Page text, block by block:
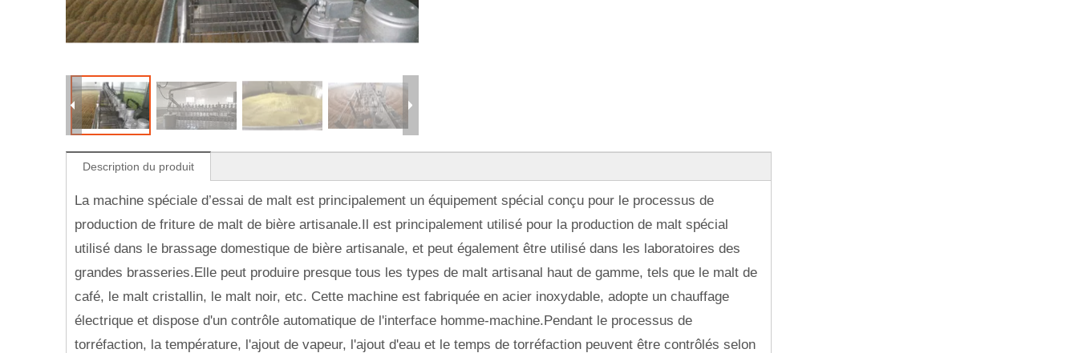
Description du produit
La machine spéciale d’essai de malt est principalement un équipement spécial conçu pour le processus de
production de friture de malt de bière artisanale.Il est principalement utilisé pour la production de malt spécial
utilisé dans le brassage domestique de bière artisanale, et peut également être utilisé dans les laboratoires des
grandes brasseries.Elle peut produire presque tous les types de malt artisanal haut de gamme, tels que le malt de
café, le malt cristallin, le malt noir, etc. Cette machine est fabriquée en acier inoxydable, adopte un chauffage
électrique et dispose d'un contrôle automatique de l'interface homme-machine.Pendant le processus de
torréfaction, la température, l'ajout de vapeur, l'ajout d'eau et le temps de torréfaction peuvent être contrôlés selon